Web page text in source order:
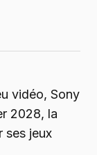
vidéo, Sony
2028, la
ses jeux